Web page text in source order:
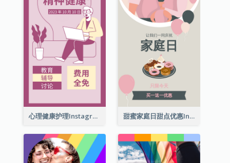
心理健康护理Instagram限时动态 甜蜜家庭日甜点优惠Instagram限时动态